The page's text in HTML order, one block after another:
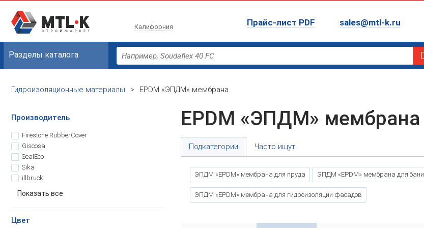
Калифорния Прайс-лист PDF sales@mtl-k.ru
Разделы каталога
Гидроизоляционные материалы > EPDM «ЭПДМ» мембрана
Производитель
Firestone RubberCover
Giscosa
SealEco
Sika
illbruck
Показать все
Цвет
EPDM «ЭПДМ» мембрана
Подкатегории Часто ищут
ЭПДМ «EPDM» мембрана для пруда ЭПДМ «EPDM» мембрана для бани
ЭПДМ «EPDM» мембрана для гидроизоляции фасадов